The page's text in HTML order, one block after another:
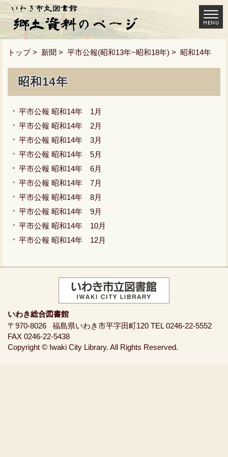
トップ> 新聞 > 平市公報(昭和13年~昭和18年) > 昭和14年
昭和14年
平市公報 昭和14年 1月
平市公報 昭和14年 2月
平市公報 昭和14年 3月
平市公報 昭和14年 5月
平市公報 昭和14年 6月
平市公報 昭和14年 7月
平市公報 昭和14年 8月
平市公報 昭和14年 9月
平市公報 昭和14年 10月
平市公報 昭和14年 12月
いわき総合図書館
〒970-8026
福島県いわき市平字田町120 TEL 0246-22-5552
FAX 0246-22-5438
Copyright © Iwaki City Library. All Rights Reserved.